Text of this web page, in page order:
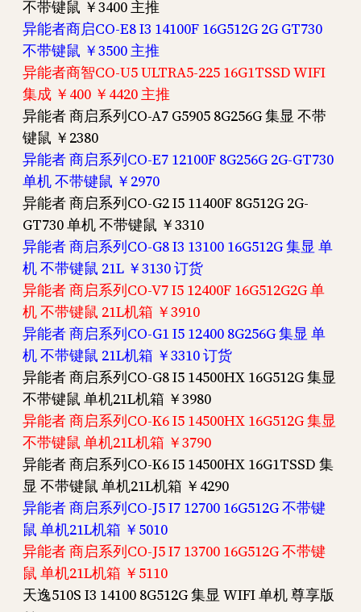
不带键鼠 ￥3400 主推
异能者商启CO-E8 I3 14100F 16G512G 2G GT730
不带键鼠 ￥3500 主推
异能者商智CO-U5 ULTRA5-225 16G1TSSD WIFI
集成 ￥400 ￥4420 主推
异能者 商启系列CO-A7 G5905 8G256G 集显 不带
键鼠 ￥2380
异能者 商启系列CO-E7 12100F 8G256G 2G-GT730
单机 不带键鼠 ￥2970
异能者 商启系列CO-G2 I5 11400F 8G512G 2G-
GT730 单机 不带键鼠 ￥3310
异能者 商启系列CO-G8 I3 13100 16G512G 集显 单
机 不带键鼠 21L ￥3130 订货
异能者 商启系列CO-V7 I5 12400F 16G512G2G 单
机 不带键鼠 21L机箱 ￥3910
异能者 商启系列CO-G1 I5 12400 8G256G 集显 单
机 不带键鼠 21L机箱 ￥3310 订货
异能者 商启系列CO-G8 I5 14500HX 16G512G 集显
不带键鼠 单机21L机箱 ￥3980
异能者 商启系列CO-K6 I5 14500HX 16G512G 集显
不带键鼠 单机21L机箱 ￥3790
异能者 商启系列CO-K6 I5 14500HX 16G1TSSD 集
显 不带键鼠 单机21L机箱 ￥4290
异能者 商启系列CO-J5 I7 12700 16G512G 不带键
鼠 单机21L机箱 ￥5010
异能者 商启系列CO-J5 I7 13700 16G512G 不带键
鼠 单机21L机箱 ￥5110
天逸510S I3 14100 8G512G 集显 WIFI 单机 尊享版